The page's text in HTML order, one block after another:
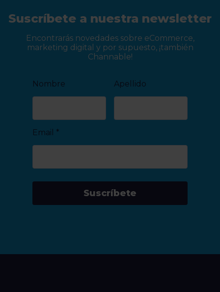
Suscríbete a nuestra newsletter
Encontrarás novedades sobre eCommerce,
marketing digital y por supuesto, ¡también
Channable!
Nombre Apellido
Email *
Suscríbete